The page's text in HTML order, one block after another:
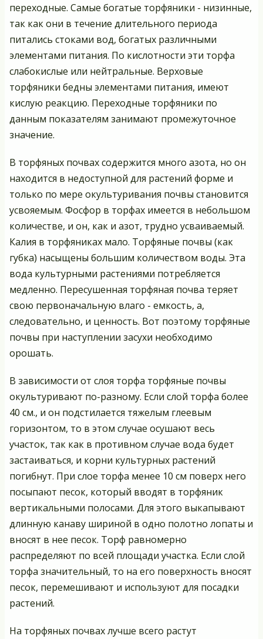
переходные. Самые богатые торфяники - низинные,
так как они в течение длительного периода
питались стоками вод, богатых различными
элементами питания. По кислотности эти торфа
слабокислые или нейтральные. Верховые
торфяники бедны элементами питания, имеют
кислую реакцию. Переходные торфяники по
данным показателям занимают промежуточное
значение.
В торфяных почвах содержится много азота, но он
находится в недоступной для растений форме и
только по мере окультуривания почвы становится
усвояемым. Фосфор в торфах имеется в небольшом
количестве, и он, как и азот, трудно усваиваемый.
Калия в торфяниках мало. Торфяные почвы (как
губка) насыщены большим количеством воды. Эта
вода культурными растениями потребляется
медленно. Пересушенная торфяная почва теряет
свою первоначальную влаго - емкость, а,
следовательно, и ценность. Вот поэтому торфяные
почвы при наступлении засухи необходимо
орошать.
В зависимости от слоя торфа торфяные почвы
окультуривают по-разному. Если слой торфа более
40 см., и он подстилается тяжелым глеевым
горизонтом, то в этом случае осушают весь
участок, так как в противном случае вода будет
застаиваться, и корни культурных растений
погибнут. При слое торфа менее 10 см поверх него
посыпают песок, который вводят в торфяник
вертикальными полосами. Для этого выкапывают
длинную канаву шириной в одно полотно лопаты и
вносят в нее песок. Торф равномерно
распределяют по всей площади участка. Если слой
торфа значительный, то на его поверхность вносят
песок, перемешивают и используют для посадки
растений.
На торфяных почвах лучше всего растут